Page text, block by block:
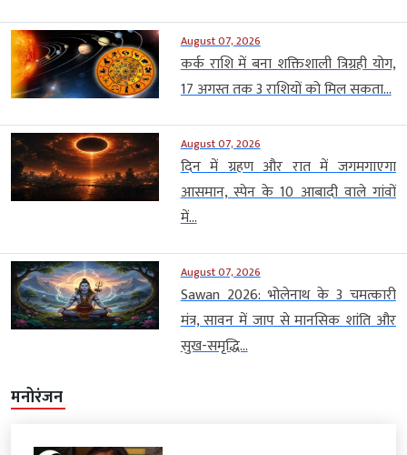
August 07, 2026
कर्क राशि में बना शक्तिशाली त्रिग्रही योग,
17 अगस्त तक 3 राशियों को मिल सकता...
August 07, 2026
दिन में ग्रहण और रात में जगमगाएगा
आसमान, स्पेन के 10 आबादी वाले गांवों
में...
August 07, 2026
Sawan 2026: भोलेनाथ के 3 चमत्कारी
मंत्र, सावन में जाप से मानसिक शांति और
सुख-समृद्धि...
मनोरंजन